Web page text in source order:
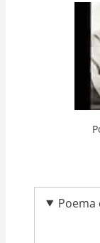
Poema